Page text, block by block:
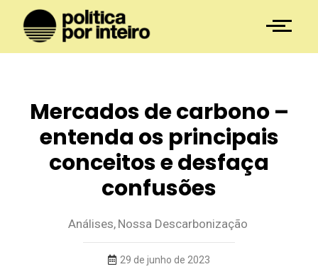
Mercados de carbono –
entenda os principais
conceitos e desfaça
confusões
Análises, Nossa Descarbonização
29 de junho de 2023